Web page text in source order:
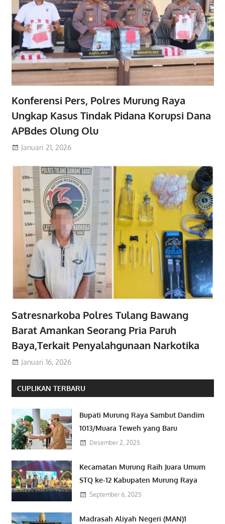
Konferensi Pers, Polres Murung Raya
Ungkap Kasus Tindak Pidana Korupsi Dana
APBdes Olung Olu
Januari 21, 2026
Satresnarkoba Polres Tulang Bawang
Barat Amankan Seorang Pria Paruh
Baya,Terkait Penyalahgunaan Narkotika
Januari 16, 2026
CUPLIKAN TERBARU
Bupati Murung Raya Sambut Dandim
1013/Muara Teweh yang Baru
Desember 2, 2025
Kecamatan Murung Raih Juara Umum
STQ ke-12 Kabupaten Murung Raya
September 6, 2025
Madrasah Aliyah Negeri (MAN)1